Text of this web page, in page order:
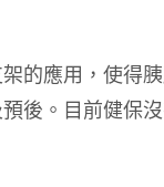
的應用，使得
後。目前健保